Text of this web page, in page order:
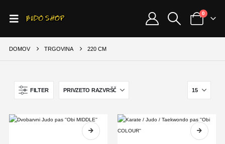
0
DOMOV TRGOVINA 220 CM
FILTER